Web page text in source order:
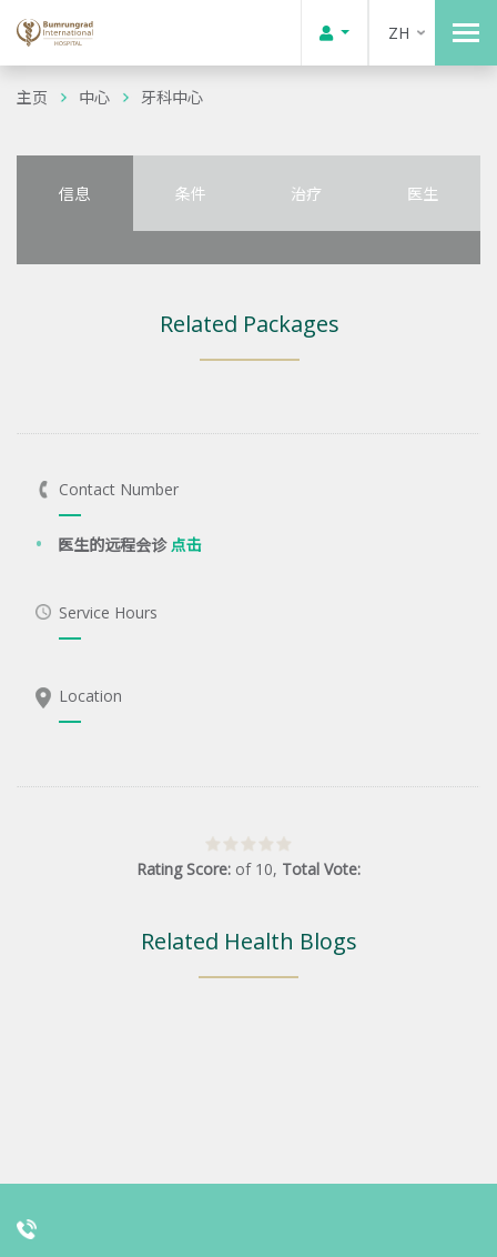
ZH
主页 中心 牙科中心
信息 条件 治疗 医生
Related Packages
Contact Number
医生的远程会诊点击
Service Hours
Location
Rating Score: of 10, Total Vote:
Related Health Blogs